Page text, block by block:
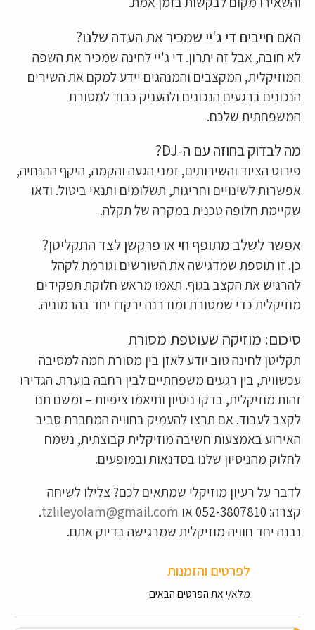
האם חייבים די ג'יי שמכיר את העדה שלנו?
לא חובה, אבל זה יתרון. די ג'יי לחינה שמכיר את השפה
המוזיקלית, המקצבים והמנהגים יידע למקם את השירים
הנכונים ברגעים הנכונים ולהעניק כבוד למסורת
המשפחתית שלכם.
מה לבדוק בחוזה עם ה-DJ?
פירוט הציוד והשירותים, זמני הגעה והקמה, היקף ההנחיה,
אפשרות לשינויים וחריגות, תשלומים ותנאי ביטול. ודאו
שקיימת חלופה טכנית במקרה של תקלה.
אפשר לשלב מתופף חי או פרקשן לצד התקליטן?
כן. זו תוספת שמדגישה את השורשים וגורמת לקהל
להרגיש את הקצב בגוף. תאמו מראש חלוקת תפקידים
מוזיקלית כדי שמסורת ומודרנה ירקדו יחד בהרמוניה.
סיכום: מוזיקה שעוטפת מסורת
תקליטן לחינה טוב יודע לאזן בין מסורת חמה למסיבה
עכשווית, בין רגעים משפחתיים לבין רחבה בוערת. הגדירו
זהות מוזיקלית, בדקו ניסיון ותיאמו ציפיות – ומשם תנו
לקצב לעבוד. אם תרצו להעמיק בחוויה המחברת סביב
האירוע באמצעות חשיבה מוזיקלית קבוצתית, נשמח
לחלוק מהניסיון שלנו בסדנאות ובמופעים.
לדבר על רעיון מוזיקלי שמתאים לכם? צלילו לשיחה
קצרה: 052-3807810 או
tzlileyolam@gmail.com
.
נבנה יחד חוויה מוזיקלית שמרגישה בדיוק אתם.
לפרטים והזמנות
מלא/י את הפרטים הבאים: